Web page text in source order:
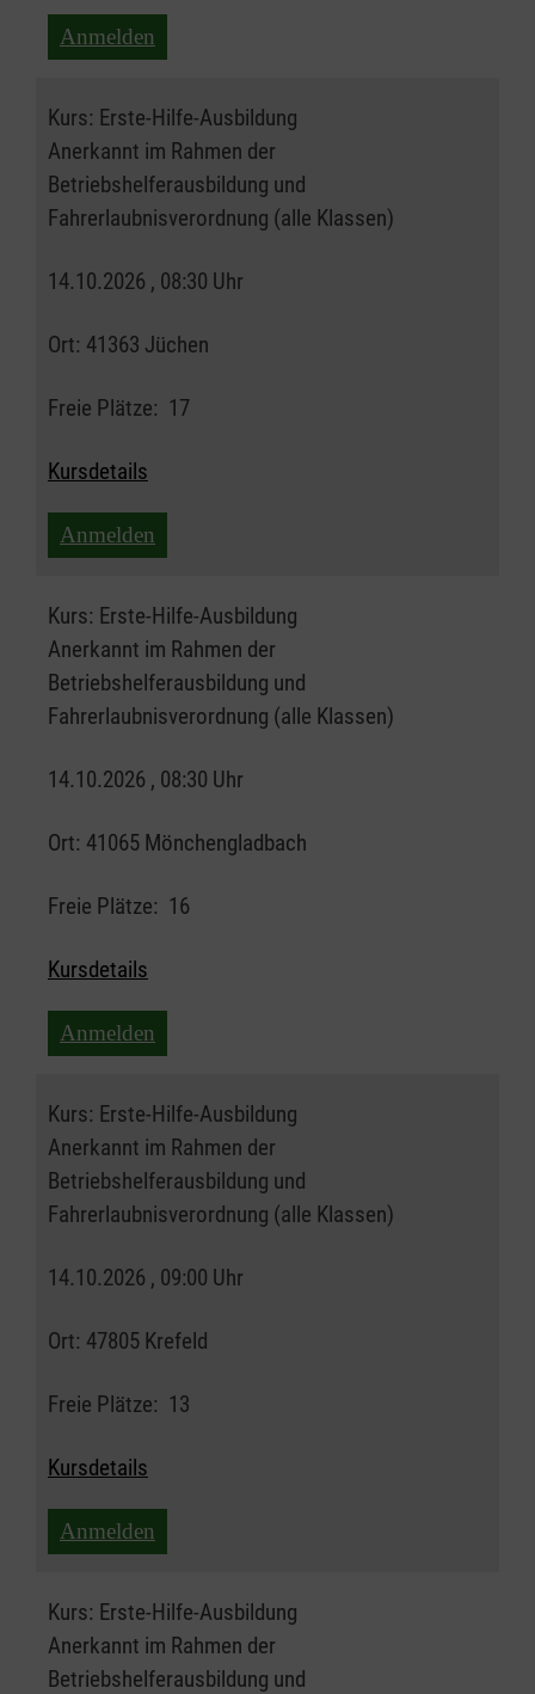
Anmelden
Kurs: Erste-Hilfe-Ausbildung
Anerkannt im Rahmen der
Betriebshelferausbildung und
Fahrerlaubnisverordnung (alle Klassen)
14.10.2026 , 08:30 Uhr
Ort: 41363 Jüchen
Freie Plätze: 17
Kursdetails
Anmelden
Kurs: Erste-Hilfe-Ausbildung
Anerkannt im Rahmen der
Betriebshelferausbildung und
Fahrerlaubnisverordnung (alle Klassen)
14.10.2026 , 08:30 Uhr
Ort: 41065 Mönchengladbach
Freie Plätze: 16
Kursdetails
Anmelden
Kurs: Erste-Hilfe-Ausbildung
Anerkannt im Rahmen der
Betriebshelferausbildung und
Fahrerlaubnisverordnung (alle Klassen)
14.10.2026 , 09:00 Uhr
Ort: 47805 Krefeld
Freie Plätze: 13
Kursdetails
Anmelden
Kurs: Erste-Hilfe-Ausbildung
Anerkannt im Rahmen der
Betriebshelferausbildung und